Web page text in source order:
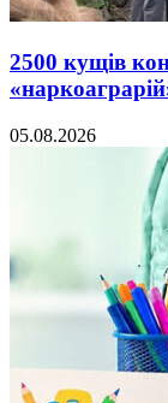
2500 кущів
05.08.2026